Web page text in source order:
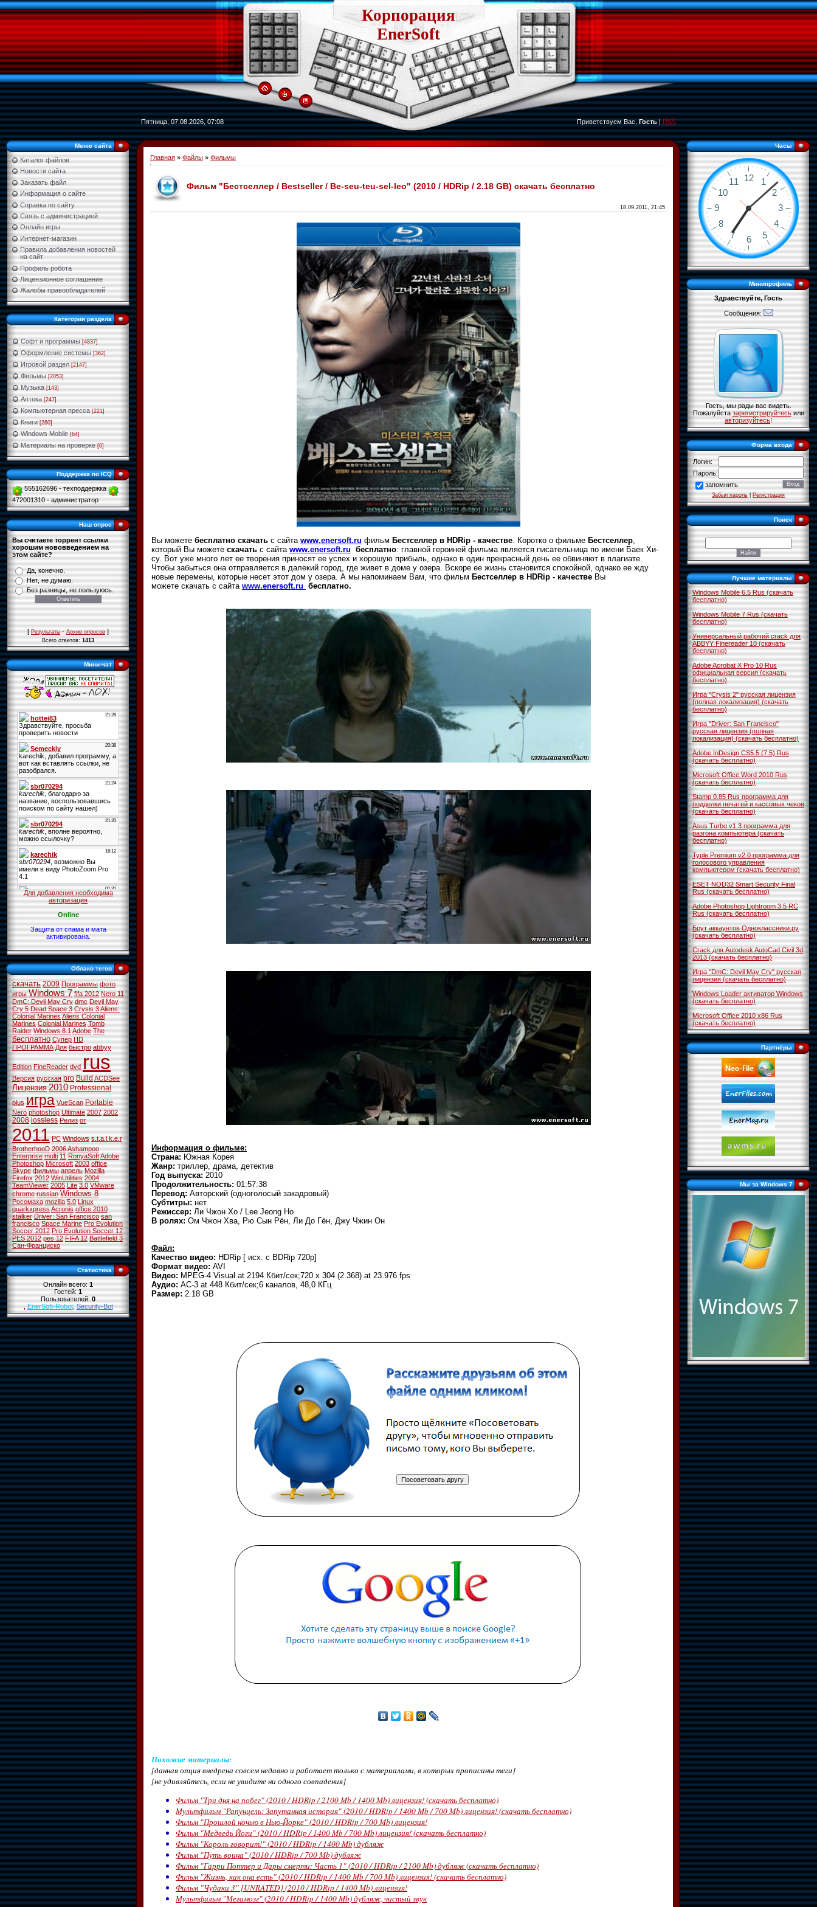
Корпорация
EnerSoft
Пятница, 07.08.2026, 07:08 Приветствуем Вас, Гость|RSS
Меню сайта
Каталог файлов
Новости сайта
Заказать файл
Информация о сайте
Справка по сайту
Связь с администрацией
Онлайн игры
Интернет-магазин
Правила добавления новостей
на сайт
Профиль робота
Лицензионное соглашение
Жалобы правообладателей
Категории раздела
Софт и программы [4837]
Оформление системы [362]
Игровой раздел [2147]
Фильмы [2053]
Музыка [143]
Аптека [247]
Компьютерная пресса [221]
Книги [260]
Windows Mobile [64]
Материалы на проверке [0]
Поддержка по ICQ
555162696 - техподдержка
472001310 - администратор
Наш опрос
Вы считаете торрент ссылки
хорошим нововведением на
этом сайте?
Да, конечно.
Нет, не думаю.
Без разницы, не пользуюсь.
[Результаты·Архив опросов]
Всего ответов:1413
Мини-чат
Для добавления необходима
авторизация
Online
Защита от спама и мата
активирована.
Облако тегов
скачать 2009 Программы фото
игры Windows 7 fifa 2012 Nero 11
DmC: Devil May Cry dmc Devil May
Cry 5 Dead Space 3 Crysis 3Aliens:
Colonial MarinesAliens Colonial
Marines Colonial Marines Tomb
Raider Windows 8.1Adobe The
бесплатно Супер HD
ПРОГРАММА Для быстро abbyy
Edition FineReader dvd rus
Версия русская pro BuildACDSee
Лицензия 2010 Professional
plus игра VueScan Portable
Nero photoshop Ultimate 2007 2002
2008 lossless Релиз от
2011 PC Windows s.t.a.l.k.e.r
BrotherhooD 2006Ashampoo
Enterprise multi 11 RonyaSoftAdobe
Photoshop Microsoft 2003 office
Skype фильмы апрель Mozilla
Firefox 2012 WinUtilities 2004
TeamViewer 2005 Lite 3.0 VMware
chrome russian Windows 8
Росомаха mozilla 5.0 Linux
quarkxpressAcronis office 2010
stalker Driver: San Francisco san
francisco Space Marine Pro Evolution
Soccer 2012 Pro Evolution Soccer 12
PES 2012 pes 12 FIFA 12 Battlefield 3
Сан-Франциско
Статистика
Онлайн всего:1
Гостей:1
Пользователей:0
,EnerSoft-Robot,Security-Bot
Главная » Файлы » Фильмы
Фильм "Бестселлер / Bestseller / Be-seu-teu-sel-leo" (2010 / HDRip / 2.18 GB) скачать бесплатно
18.09.2011, 21:45
Вы можете бесплатно скачать с сайта www.enersoft.ru фильм Бестселлер в HDRip - качестве . Коротко о фильме Бестселлер
который Вы можете скачать с сайта www.enersoft.ru бесплатно: главной героиней фильма является писательница по имени Баек Хи-
су. Вот уже много лет ее творения приносят ее успех и хорошую прибыль, однако в один прекрасный день ее обвиняют в плагиате.
Чтобы забыться она отправляется в далекий город, где живет в доме у озера. Вскоре ее жизнь становится спокойной, однако ее жду
новые перемены, которые несет этот дом у озера. А мы напоминаем Вам, что фильм Бестселлер в HDRip - качестве Вы
можете скачать с сайта www.enersoft.ru бесплатно.
Информация о фильме:
Страна: Южная Корея
Жанр: триллер, драма, детектив
Год выпуска: 2010
Продолжительность: 01:57:38
Перевод: Авторский (одноголосый закадровый)
Cубтитры: нет
Режиссер: Ли Чжон Хо / Lee Jeong Ho
В ролях: Ом Чжон Хва, Рю Сын Рён, Ли До Гён, Джу Чжин Он
Файл:
Качество видео: HDRip [ исх. c BDRip 720p]
Формат видео: AVI
Видео: MPEG-4 Visual at 2194 Кбит/сек;720 x 304 (2.368) at 23.976 fps
Аудио: AC-3 at 448 Кбит/сек;6 каналов, 48,0 КГц
Размер: 2.18 GB
Похожие материалы:
[данная опция внедрена совсем недавно и работает только с материалами, в которых прописаны теги]
[не удивляйтесь, если не увидите ни одного совпадения]
Фильм "Три дня на побег" (2010 / HDRip / 2100 Mb / 1400 Mb) лицензия! (скачать бесплатно)
Мультфильм "Рапунцель: Запутанная история" (2010 / HDRip / 1400 Mb / 700 Mb) лицензия! (скачать бесплатно)
Фильм "Прошлой ночью в Нью-Йорке" (2010 / HDRip / 700 Mb) лицензия!
Фильм "Медведь Йоги" (2010 / HDRip / 1400 Mb / 700 Mb) лицензия! (скачать бесплатно)
Фильм "Король говорит!" (2010 / HDRip / 1400 Mb) дубляж
Фильм "Путь воина" (2010 / HDRip / 700 Mb) дубляж
Фильм "Гарри Поттер и Дары смерти: Часть 1" (2010 / HDRip / 2100 Mb) дубляж (скачать бесплатно)
Фильм "Жизнь, как она есть" (2010 / HDRip / 1400 Mb / 700 Mb) лицензия! (скачать бесплатно)
Фильм "Чудаки 3" [UNRATED] (2010 / HDRip / 1400 Mb) лицензия!
Мультфильм "Мегамозг" (2010 / HDRip / 1400 Mb) дубляж, чистый звук
Часы
Минипрофиль
Здравствуйте, Гость
Сообщения:
Гость, мы рады вас видеть.
Пожалуйстазарегистрируйтесьили
авторизуйтесь!
Форма входа
Логин:
Пароль:
запомнить
Забыл пароль|Регистрация
Поиск
Лучшие материалы
Windows Mobile 6.5 Rus (скачать
бесплатно)
Windows Mobile 7 Rus (скачать
бесплатно)
Универсальный рабочий crack для
ABBYY Finereader 10 (скачать
бесплатно)
Adobe Acrobat X Pro 10 Rus
официальная версия (скачать
бесплатно)
Игра "Crysis 2" русская лицензия
(полная локализация) (скачать
бесплатно)
Игра "Driver: San Francisco"
русская лицензия (полная
локализация) (скачать бесплатно)
Adobe InDesign CS5.5 (7.5) Rus
(скачать бесплатно)
Microsoft Office Word 2010 Rus
(скачать бесплатно)
Stamp 0.85 Rus программа для
подделки печатей и кассовых чеков
(скачать бесплатно)
Asus Turbo v1.3 программа для
разгона компьютера (скачать
бесплатно)
Typle Premium v2.0 программа для
голосового управления
компьютером (скачать бесплатно)
ESET NOD32 Smart Security Final
Rus (скачать бесплатно)
Adobe Photoshop Lightroom 3.5 RC
Rus (скачать бесплатно)
Брут аккаунтов Одноклассники.ру
(скачать бесплатно)
Crack для Autodesk AutoCad Civil 3d
2013 (скачать бесплатно)
Игра "DmC: Devil May Cry" русская
лицензия (скачать бесплатно)
Windows Loader активатор Windows
(скачать бесплатно)
Microsoft Office 2010 x86 Rus
(скачать бесплатно)
Партнёры
Мы за Windows 7